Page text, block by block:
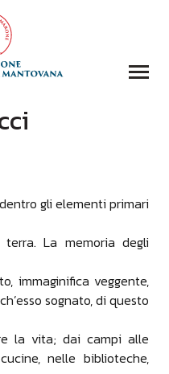
gli elementi primari
La memoria degli
immaginifica veggente,
sognato, di questo
la vita; dai campi alle
nelle biblioteche,